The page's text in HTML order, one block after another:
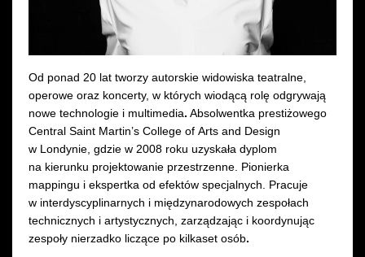
Wynajem kostiumów
Fundusze unijne
Dotacje celowe
Od ponad 20 lat tworzy autorskie widowiska teatralne,
operowe oraz koncerty, w których wiodącą rolę odgrywają
nowe technologie i multimedia. Absolwentka prestiżowego
Central Saint Martin’s College of Arts and Design
w Londynie, gdzie w 2008 roku uzyskała dyplom
na kierunku projektowanie przestrzenne. Pionierka
mappingu i ekspertka od efektów specjalnych. Pracuje
w interdyscyplinarnych i międzynarodowych zespołach
technicznych i artystycznych, zarządzając i koordynując
zespoły nierzadko liczące po kilkaset osób.